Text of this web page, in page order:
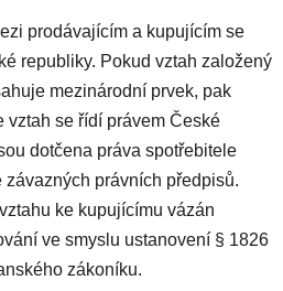
prodávajícím a kupujícím se
republiky. Pokud vztah založený
mezinárodní prvek, pak
vztah se řídí právem České
dotčena práva spotřebitele
právních předpisů.
ke kupujícímu vázán
ve smyslu ustanovení § 1826
zákoníku.